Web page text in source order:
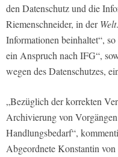
den Datenschutz und die
Riemenschneider, in derWelt
Informationen beinhaltet“,
ein Anspruch nach IFG“,
wegen des Datenschutzes,
„Bezüglich der korrekten
Archivierung von
Handlungsbedarf“,
Abgeordnete Konstantin